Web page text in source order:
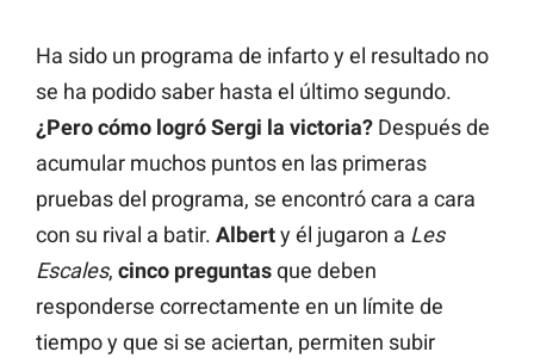
Ha sido un programa de infarto y el resultado no
se ha podido saber hasta el último segundo.
¿Pero cómo logró Sergi la victoria? Después de
acumular muchos puntos en las primeras
pruebas del programa, se encontró cara a cara
con su rival a batir. Alberty él jugaron a Les
Escales, cinco preguntasque deben
responderse correctamente en un límite de
tiempo y que si se aciertan, permiten subir